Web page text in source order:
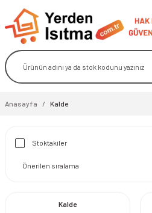
Anasayfa Kalde
Stoktakiler
Kalde